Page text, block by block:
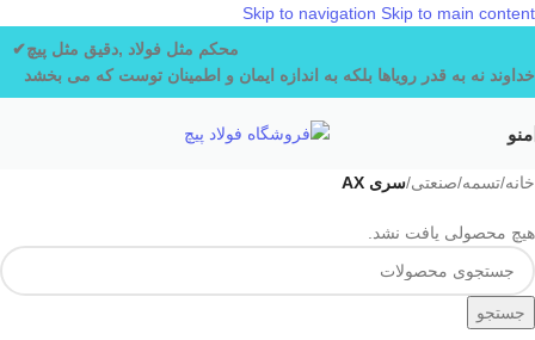
Skip to navigation Skip to main content
محکم مثل فولاد ,دقیق مثل پیچ✔
خداوند نه به قدر رویاها بلکه به اندازه ایمان و اطمینان توست که می بخشد
منو
خانه/تسمه/صنعتی/سری AX
هیچ محصولی یافت نشد.
جستجو